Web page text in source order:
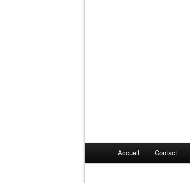
Accueil Contact